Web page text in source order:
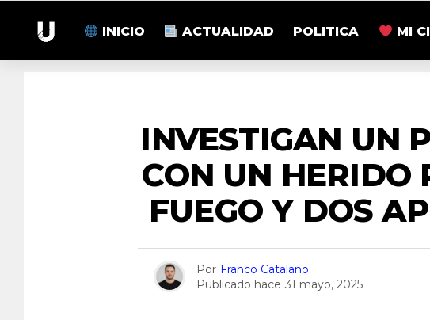
INICIO ACTUALIDAD POLITICA MI
INVESTIGAN UN
CON UN HERIDO
FUEGO Y DOS
Por Franco Catalano
Publicado hace 31 mayo, 2025